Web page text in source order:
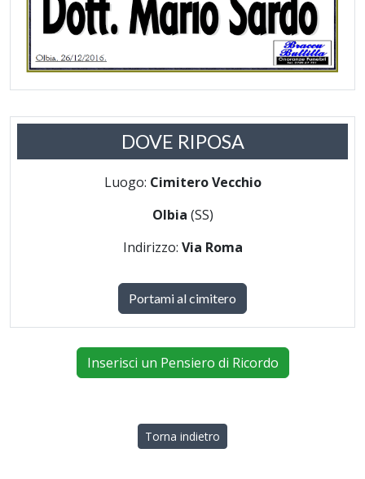
DOVE RIPOSA
Luogo: Cimitero Vecchio
Olbia (SS)
Indirizzo: Via Roma
Portami al cimitero
Inserisci un Pensiero di Ricordo
Torna indietro